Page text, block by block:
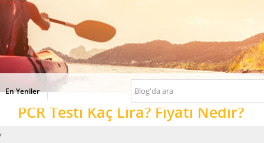
PCR Testi Kaç Lira? Fiyatı Nedir?
En Yeniler